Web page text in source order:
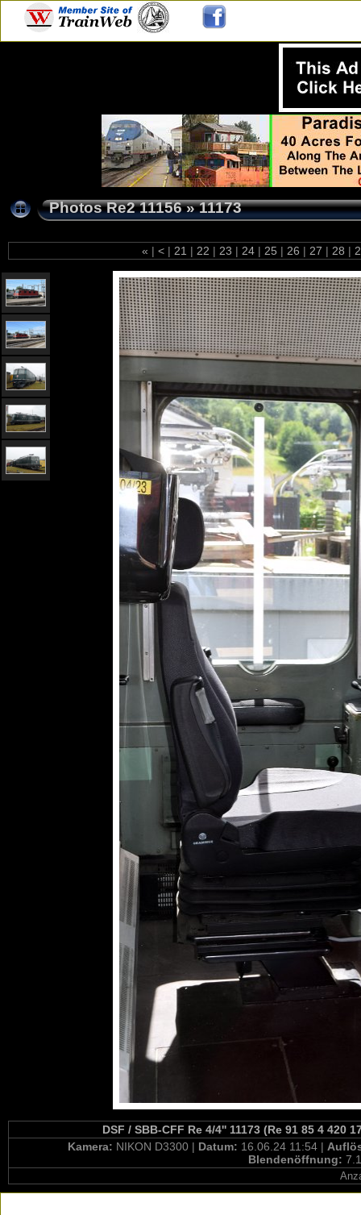
Photos Re2 11156»11173
« | < | 21 | 22 | 23 | 24 | 25 | 26 | 27 | 28 |
DSF / SBB-CFF Re 4/4'' 11173 (Re 91 85 4 420
Kamera: NIKON D3300 | Datum: 16.06.24 11:54 |
Blendenöffnung: